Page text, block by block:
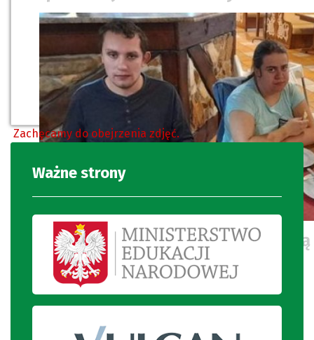
Uczniowie degustują pizzę
Zachęcamy do obejrzenia zdjęć.
Ważne strony